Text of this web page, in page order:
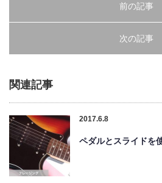
前の記事
次の記事
関連記事
2017.6.8
ペダルとスライドを